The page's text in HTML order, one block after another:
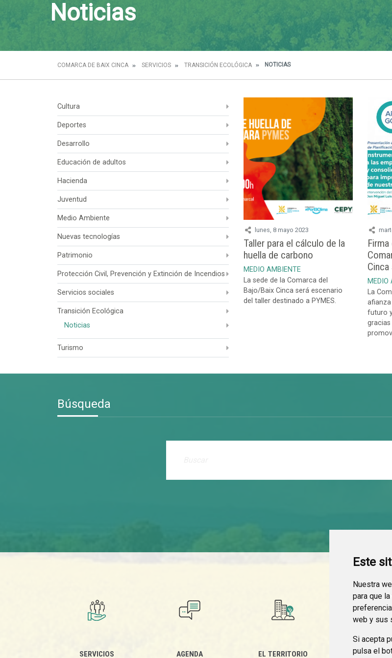
Este
Nuestra
para que
web y sus
Si acepta
pulsa el
Noticias
COMARCA DE BAIX CINCA SERVICIOS TRANSICIÓN ECOLÓGICA NOTICIAS
Cultura
Deportes
Desarrollo
Educación de adultos
Hacienda
Juventud
Medio Ambiente
Nuevas tecnologías
Patrimonio
Protección Civil, Prevención y Extinción de Incendios
Servicios sociales
Transición Ecológica
Noticias
Turismo
lunes, 8 mayo 2023
Taller para el cálculo de la
huella de carbono
MEDIO AMBIENTE
La sede de la Comarca del
Bajo/Baix Cinca será escenario
del taller destinado a PYMES.
MEDIO
La
futuro
Búsqueda
SERVICIOS AGENDA EL TERRITORIO SEDE